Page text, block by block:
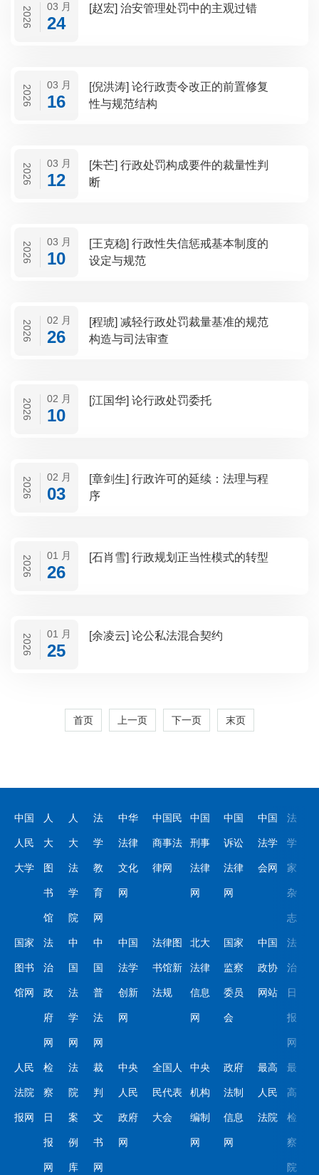
2026 03 月
24
[赵宏] 治安管理处罚中的主观过错
2026 03 月
16
[倪洪涛] 论行政责令改正的前置修复
性与规范结构
2026 03 月
12
[朱芒] 行政处罚构成要件的裁量性判
断
2026 03 月
10
[王克稳] 行政性失信惩戒基本制度的
设定与规范
2026 02 月
26
[程琥] 减轻行政处罚裁量基准的规范
构造与司法审查
2026 02 月
10
[江国华] 论行政处罚委托
2026 02 月
03
[章剑生] 行政许可的延续：法理与程
序
2026 01 月
26
[石肖雪] 行政规划正当性模式的转型
2026 01 月
25
[余凌云] 论公私法混合契约
首页 上一页 下一页 末页
中国
人民
大学
人
大
图
书
馆
人
大
法
学
院
法
学
教
育
网
中华
法律
文化
网
中国民
商事法
律网
中国
刑事
法律
网
中国
诉讼
法律
网
中国
法学
会网
法
学
家
杂
志
国家
图书
馆网
法
治
政
府
网
中
国
法
学
网
中
国
普
法
网
中国
法学
创新
网
法律图
书馆新
法规
北大
法律
信息
网
国家
监察
委员
会
中国
政协
网站
法
治
日
报
网
人民
法院
报网
检
察
日
报
网
法
院
案
例
库
裁
判
文
书
网
中央
人民
政府
网
全国人
民代表
大会
中央
机构
编制
网
政府
法制
信息
网
最高
人民
法院
最
高
检
察
院